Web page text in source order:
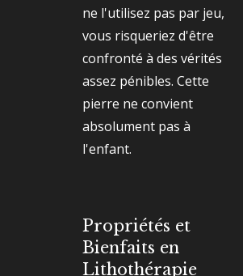
ne l'utilisez pas par jeu,
vous risqueriez d'être
confronté à des vérités
assez pénibles. Cette
pierre ne convient
absolument pas à
l'enfant.
Propriétés et
Bienfaits en
Lithothérapie